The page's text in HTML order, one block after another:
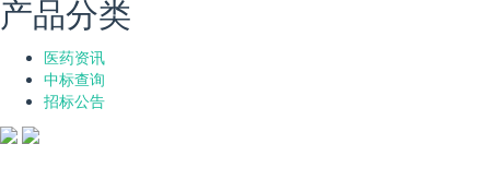
产品分类
医药资讯
中标查询
招标公告